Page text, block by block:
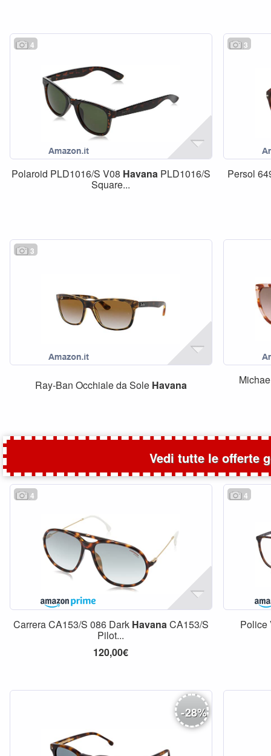
4
Polaroid PLD1016/S V08 HavanaPLD1016/S
Square...
3
Persol
3
Ray-Ban Occhiale da Sole Havana
Vedi tutte le offerte
4
Carrera CA153/S 086 Dark HavanaCA153/S
Pilot...
120,00€
4
-28%